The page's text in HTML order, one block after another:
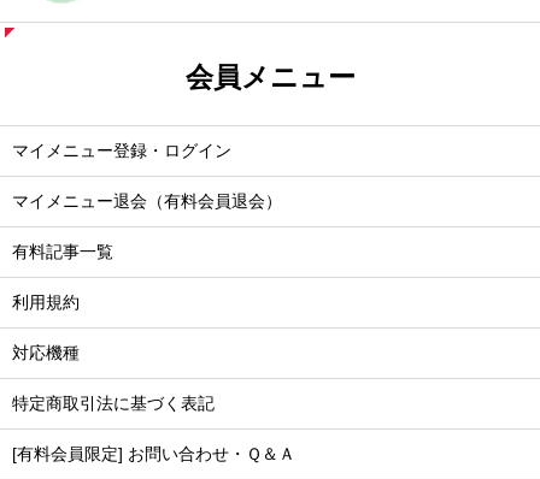
会員メニュー
マイメニュー登録・ログイン
マイメニュー退会（有料会員退会）
有料記事一覧
利用規約
対応機種
特定商取引法に基づく表記
[有料会員限定] お問い合わせ・Ｑ＆Ａ